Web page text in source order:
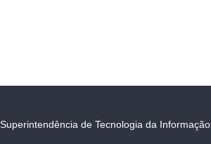
Superintendência de Tecnologia da Informação